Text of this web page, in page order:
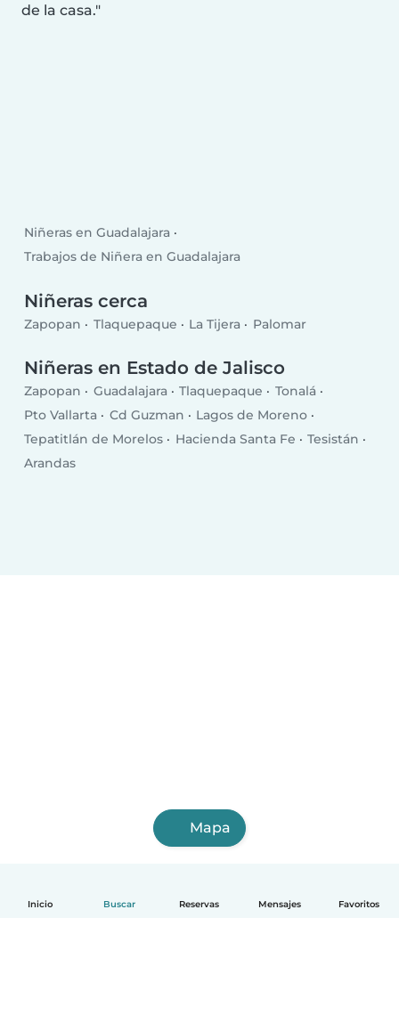
Inicio Buscar Reservas Mensajes Favoritos
de la casa.
Niñeras en Guadalajara
Trabajos de Niñera en Guadalajara
Niñeras cerca
Zapopan Tlaquepaque La Tijera Palomar
Niñeras en Estado de Jalisco
Zapopan Guadalajara Tlaquepaque
Tonalá
Pto Vallarta
Cd Guzman
Lagos de Moreno
Tepatitlán de Morelos
Hacienda Santa Fe
Tesistán
Arandas
Mapa